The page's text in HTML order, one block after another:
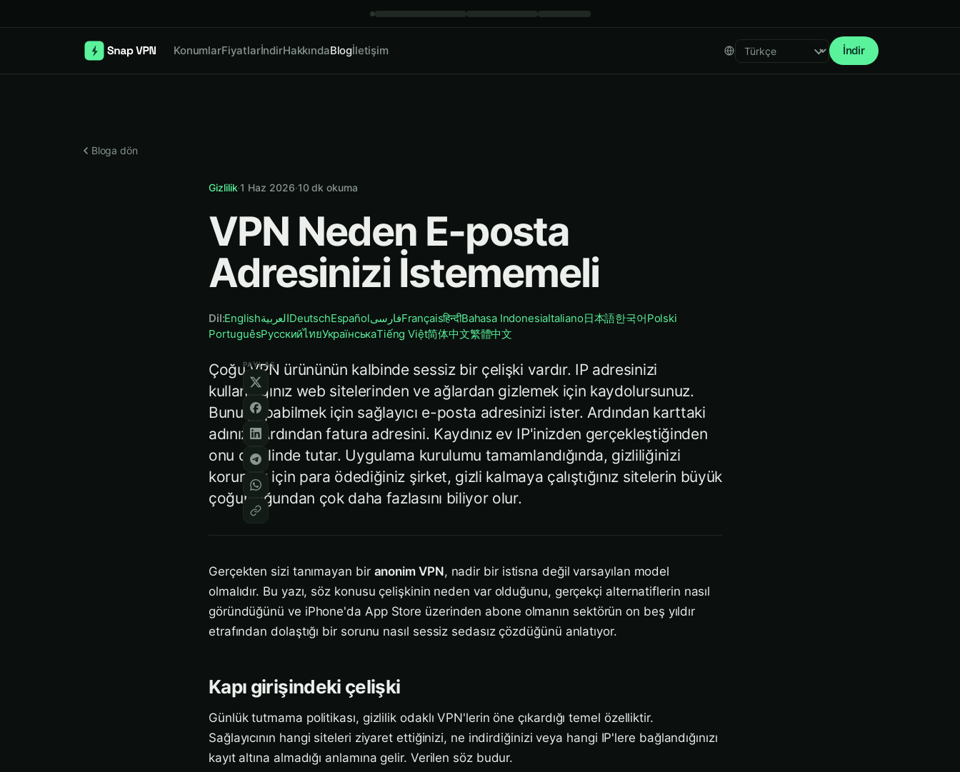
KonumlarFiyatlarİndirHakkındaBlogİletişim
Select language
İndir
Bloga dön
Gizlilik·1 Haz 2026·10 dk okuma
VPN Neden E-posta
Adresinizi İstememeli
Dil:EnglishالعربيةDeutschEspañolفارسیFrançaisहिन्दीBahasa IndonesiaItaliano日本語한국어Polski
PortuguêsРусскийไทยУкраїнськаTiếng Việt简体中文繁體中文
Çoğu VPN ürününün kalbinde sessiz bir çelişki vardır. IP adresinizi
kullandığınız web sitelerinden ve ağlardan gizlemek için kaydolursunuz.
Bunu yapabilmek için sağlayıcı e-posta adresinizi ister. Ardından karttaki
adınızı. Ardından fatura adresini. Kaydınız ev IP'inizden gerçekleştiğinden
onu da elinde tutar. Uygulama kurulumu tamamlandığında, gizliliğinizi
korumak için para ödediğiniz şirket, gizli kalmaya çalıştığınız sitelerin büyük
çoğunluğundan çok daha fazlasını biliyor olur.
Gerçekten sizi tanımayan bir anonim VPN, nadir bir istisna değil varsayılan model
olmalıdır. Bu yazı, söz konusu çelişkinin neden var olduğunu, gerçekçi alternatiflerin nasıl
göründüğünü ve iPhone'da App Store üzerinden abone olmanın sektörün on beş yıldır
etrafından dolaştığı bir sorunu nasıl sessiz sedasız çözdüğünü anlatıyor.
Kapı girişindeki çelişki
Günlük tutmama politikası, gizlilik odaklı VPN'lerin öne çıkardığı temel özelliktir.
Sağlayıcının hangi siteleri ziyaret ettiğinizi, ne indirdiğinizi veya hangi IP'lere bağlandığınızı
kayıt altına almadığı anlamına gelir. Verilen söz budur.
PAYLAŞ